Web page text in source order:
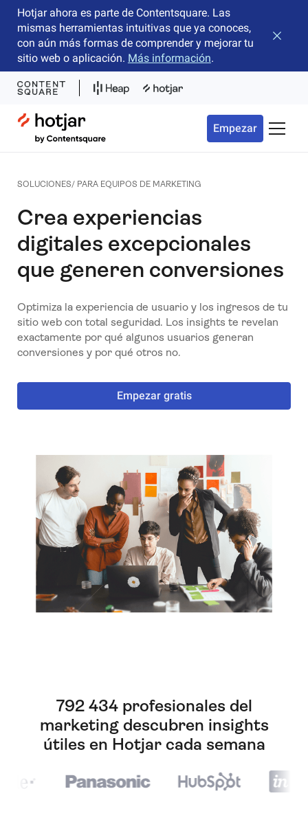
Hotjar ahora es parte de Contentsquare. Las
mismas herramientas intuitivas que ya conoces,
con aún más formas de comprender y mejorar tu
sitio web o aplicación. Más información.
Cerrar
Hotjar Logo
Empezar Menú
SOLUCIONES/ PARA EQUIPOS DE MARKETING
Crea experiencias
digitales excepcionales
que generen conversiones
Optimiza la experiencia de usuario y los ingresos de tu
sitio web con total seguridad. Los insights te revelan
exactamente por qué algunos usuarios generan
conversiones y por qué otros no.
Empezar gratis
792 434 profesionales del
marketing descubren insights
útiles en Hotjar cada semana